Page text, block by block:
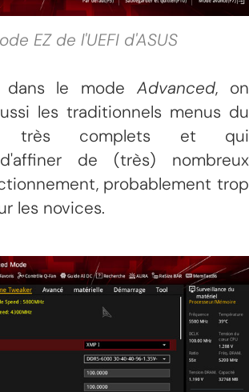
EZ de l'UEFI d'ASUS
dans le modeAdvanced, on
les traditionnels menus du
très complets et qui
de (très) nombreux
probablement trop
les novices.